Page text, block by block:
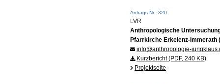
Antrags-Nr.: 320
LVR
Anthropologische
Pfarrkirche Erkelenz-Immerath
info@anthropologie-
Kurzbericht (PDF, 240 KB)
Projektseite